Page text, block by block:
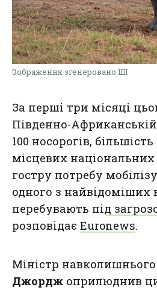
Зображення згенеровано ШІ
За перші три місяці
Південно-
100 носорогів,
місцевих
гостру потребу
одного з найвідоміших
перебувають під
розповідає Euronews.
Міністр
Джордж оприлюднив